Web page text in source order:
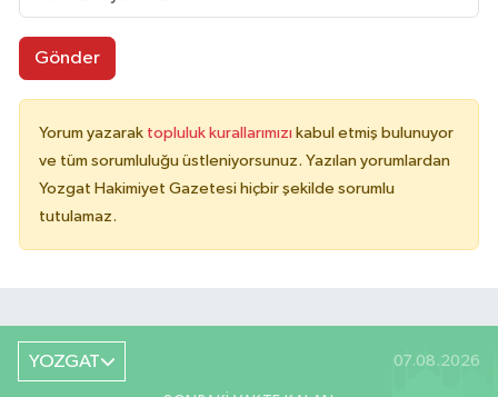
Gönder
Yorum yazarak topluluk kurallarımızı kabul etmiş bulunuyor
ve tüm sorumluluğu üstleniyorsunuz. Yazılan yorumlardan
Yozgat Hakimiyet Gazetesi hiçbir şekilde sorumlu
tutulamaz.
YOZGAT 07.08.2026